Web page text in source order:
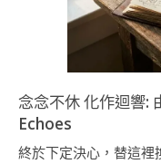
念念不休 化作迴響
Echoes
終於下定決心，替這裡